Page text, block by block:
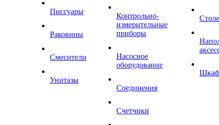
Писсуары
Раковины
Смесители
Унитазы
Контрольно-
измерительные
приборы
Насосное
оборудование
Соединения
Счетчики